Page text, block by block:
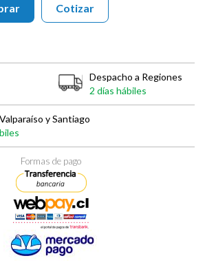
Cotizar
Despacho a Regiones
2 días hábiles
y Santiago
Formas de pago